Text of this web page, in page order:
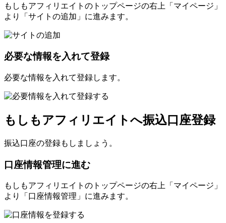
もしもアフィリエイトのトップページの右上「マイページ」
より「サイトの追加」に進みます。
必要な情報を入れて登録
必要な情報を入れて登録します。
もしもアフィリエイトへ振込口座登録
振込口座の登録もしましょう。
口座情報管理に進む
もしもアフィリエイトのトップページの右上「マイページ」
より「口座情報管理」に進みます。